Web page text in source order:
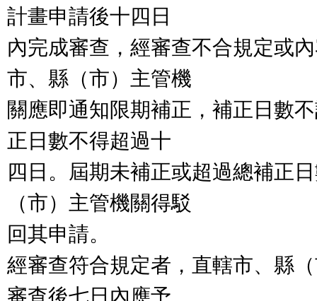
計畫申請後十四日
內完成審查，經審查不合規定或
市、縣（市）主管機
關應即通知限期補正，補正日數
正日數不得超過十
四日。屆期未補正或超過總補正
（市）主管機關得駁
回其申請。
經審查符合規定者，直轄市、縣
審查後七日內應予